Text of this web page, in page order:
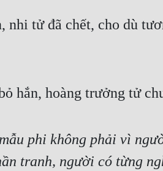
tử đã chết, cho dù
hắn, hoàng trưởng tử
phi không phải vì
tranh, người có từng